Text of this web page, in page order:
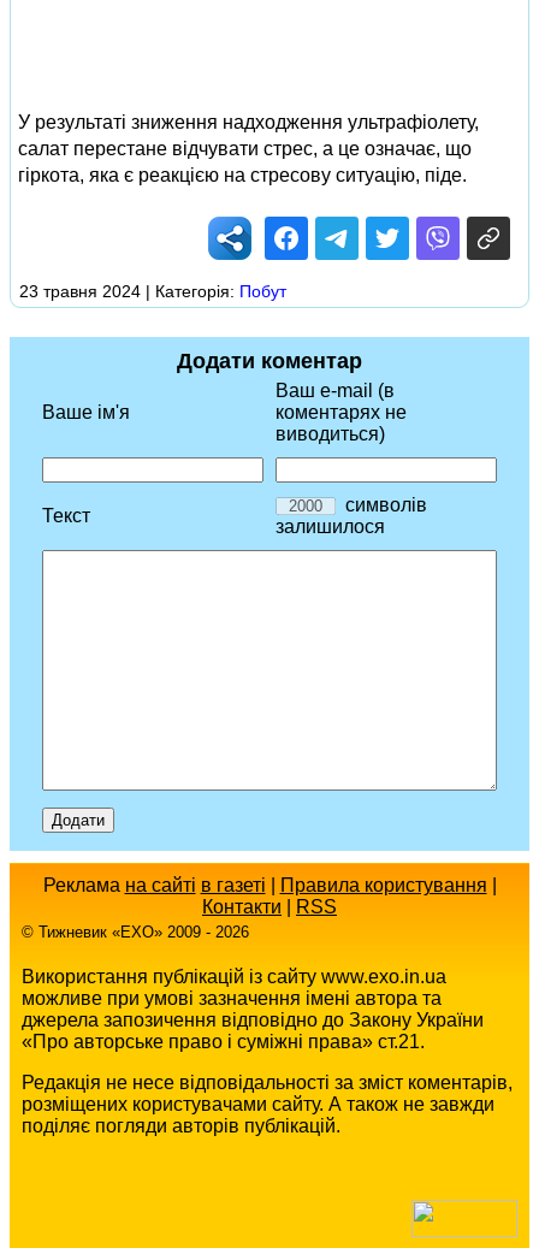
У результаті зниження надходження ультрафіолету,
салат перестане відчувати стрес, а це означає, що
гіркота, яка є реакцією на стресову ситуацію, піде.
23 травня 2024 | Категорія: Побут
Додати коментар
Ваше ім'я
Ваш e-mail (в
коментарях не
виводиться)
Текст
символів
залишилося
Реклама на сайті в газеті Правила користування
Контакти
RSS
© Тижневик «EХO» 2009 - 2026
Використання публікацій із сайту www.exo.in.ua
можливе при умові зазначення імені автора та
джерела запозичення відповідно до Закону України
«Про авторське право і суміжні права» ст.21.
Редакція не несе відповідальності за зміст коментарів,
розміщених користувачами сайту. А також не завжди
поділяє погляди авторів публікацій.